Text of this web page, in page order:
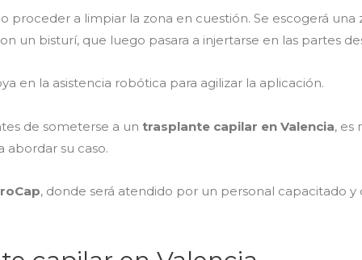
proceder a limpiar la zona en cuestión. Se escogerá una
un bisturí, que luego pasara a injertarse en las partes
en la asistencia robótica para agilizar la aplicación.
de someterse a un trasplante capilar en Valencia, es
abordar su caso.
, donde será atendido por un personal capacitado